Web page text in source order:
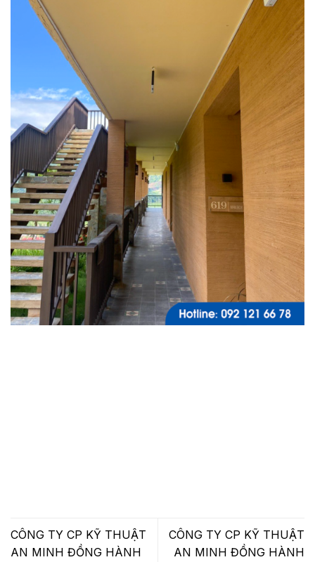
CÔNG TY CP KỸ THUẬT
AN MINH ĐỒNG HÀNH
CÔNG TY CP KỸ THUẬT
AN MINH ĐỒNG HÀNH